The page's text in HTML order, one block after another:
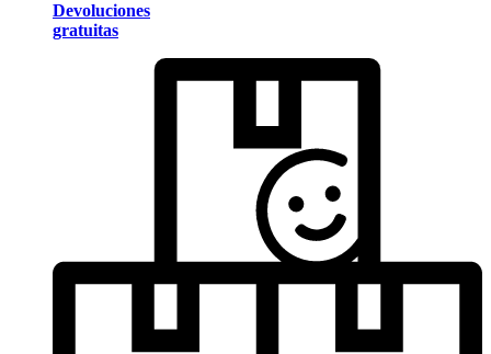
Devoluciones
gratuitas